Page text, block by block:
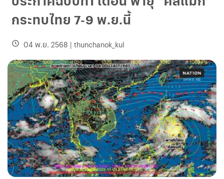
กระทบไทย 7-9 พ.ย.นี้
04 พ.ย. 2568 | thunchanok_kul